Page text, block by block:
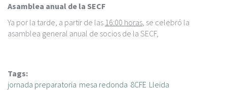
Asamblea anual de la SECF
Ya por la tarde, a partir de las 16:00 horas , se celebró la
asamblea general anual de socios de la SECF,
Tags:
jornada preparatoria mesa redonda 8CFE Lleida